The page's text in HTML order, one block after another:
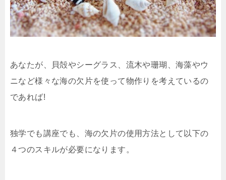
あなたが、貝殻やシーグラス、流木や珊瑚、海藻やウ
ニなど様々な海の欠片を使って物作りを考えているの
であれば!
独学でも講座でも、海の欠片の使用方法として以下の
４つのスキルが必要になります。